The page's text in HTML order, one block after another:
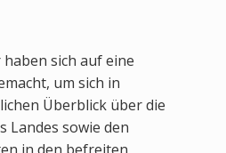
sich auf eine
um sich in
Überblick über die
Landes sowie den